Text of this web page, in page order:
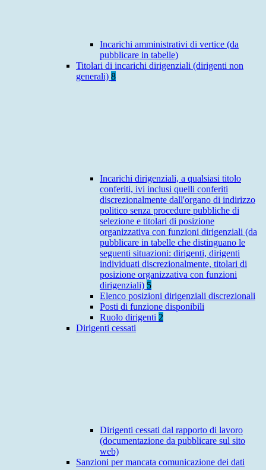
Incarichi amministrativi di vertice (da
pubblicare in tabelle)
Titolari di incarichi dirigenziali (dirigenti non
generali) 8
Incarichi dirigenziali, a qualsiasi titolo
conferiti, ivi inclusi quelli conferiti
discrezionalmente dall'organo di indirizzo
politico senza procedure pubbliche di
selezione e titolari di posizione
organizzativa con funzioni dirigenziali (da
pubblicare in tabelle che distinguano le
seguenti situazioni: dirigenti, dirigenti
individuati discrezionalmente, titolari di
posizione organizzativa con funzioni
dirigenziali) 5
Elenco posizioni dirigenziali discrezionali
Posti di funzione disponibili
Ruolo dirigenti 2
Dirigenti cessati
Dirigenti cessati dal rapporto di lavoro
(documentazione da pubblicare sul sito
web)
Sanzioni per mancata comunicazione dei dati